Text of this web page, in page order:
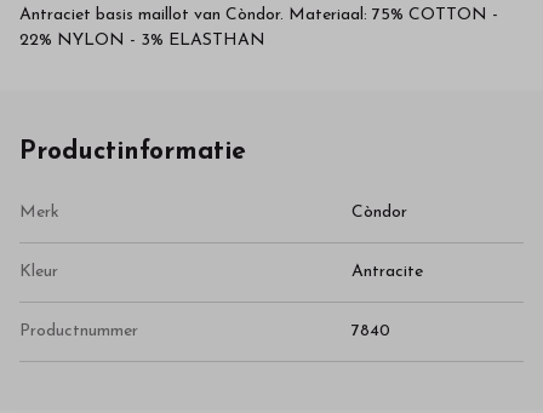
Antraciet basis maillot van Còndor. Materiaal: 75% COTTON -
22% NYLON - 3% ELASTHAN
Productinformatie
Merk Còndor
Kleur Antracite
Productnummer 7840